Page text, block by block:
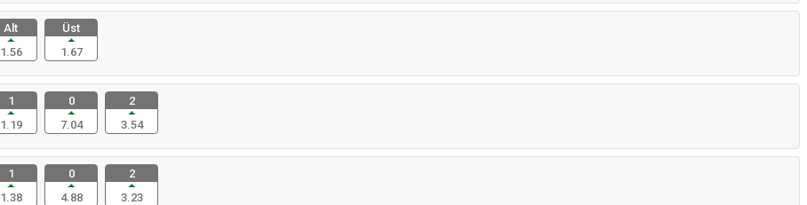
Alt
1.56
Üst
1.67
1
1.19
0
7.04
2
3.54
1
1.38
0
4.88
2
3.23